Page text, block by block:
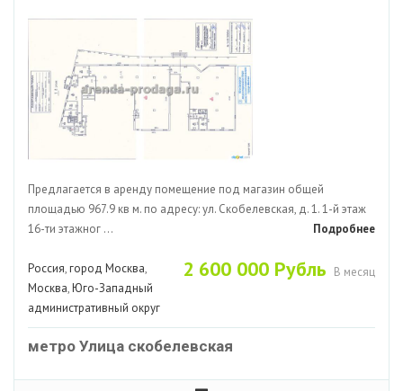
Предлагается в аренду помещение под магазин общей
площадью 967.9 кв м. по адресу: ул. Скобелевская, д. 1. 1-й этаж
16-ти этажног ...
Подробнее
2 600 000 Рубль В месяц
Россия,город Москва,
Москва,Юго-Западный
административный округ
метро Улица скобелевская